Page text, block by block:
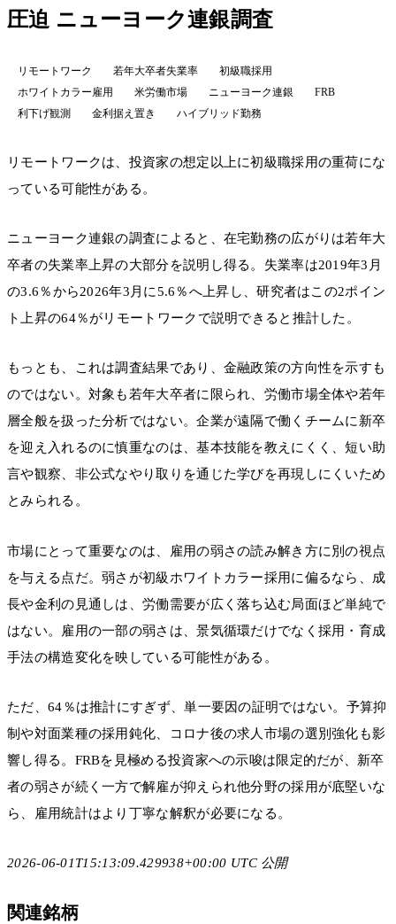
圧迫 ニューヨーク連銀調査
リモートワーク 若年大卒者失業率
初級職採用
ホワイトカラー雇用
米労働市場 ニューヨーク連銀
FRB
利下げ観測
金利据え置き ハイブリッド勤務
リモートワークは、投資家の想定以上に初級職採用の重荷にな
っている可能性がある。
ニューヨーク連銀の調査によると、在宅勤務の広がりは若年大
卒者の失業率上昇の大部分を説明し得る。失業率は2019年3月
の3.6％から2026年3月に5.6％へ上昇し、研究者はこの2ポイン
ト上昇の64％がリモートワークで説明できると推計した。
もっとも、これは調査結果であり、金融政策の方向性を示すも
のではない。対象も若年大卒者に限られ、労働市場全体や若年
層全般を扱った分析ではない。企業が遠隔で働くチームに新卒
を迎え入れるのに慎重なのは、基本技能を教えにくく、短い助
言や観察、非公式なやり取りを通じた学びを再現しにくいため
とみられる。
市場にとって重要なのは、雇用の弱さの読み解き方に別の視点
を与える点だ。弱さが初級ホワイトカラー採用に偏るなら、成
長や金利の見通しは、労働需要が広く落ち込む局面ほど単純で
はない。雇用の一部の弱さは、景気循環だけでなく採用・育成
手法の構造変化を映している可能性がある。
ただ、64％は推計にすぎず、単一要因の証明ではない。予算抑
制や対面業種の採用鈍化、コロナ後の求人市場の選別強化も影
響し得る。FRBを見極める投資家への示唆は限定的だが、新卒
者の弱さが続く一方で解雇が抑えられ他分野の採用が底堅いな
ら、雇用統計はより丁寧な解釈が必要になる。
2026-06-01T15:13:09.429938+00:00 UTC 公開
関連銘柄